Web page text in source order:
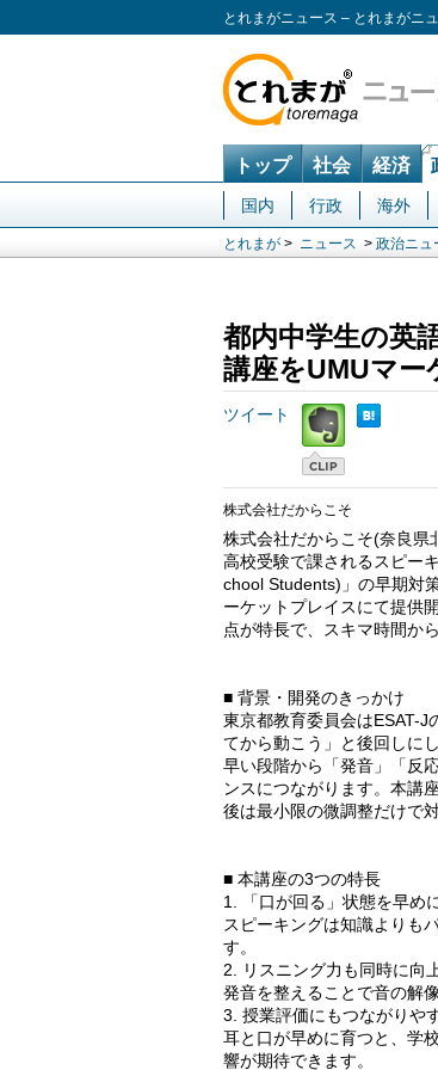
とれまがニュース – とれまがニ
トップ 社会 経済
国内 行政 海外
とれまが > ニュース > 政治ニュ
都内中学生の英
講座をUMUマー
ツイート
株式会社だからこそ
株式会社だからこそ(奈良県
高校受験で課されるスピー
chool Students)」の早期対
ーケットプレイスにて提供
点が特長で、スキマ時間か
■ 背景・開発のきっかけ
東京都教育委員会はESAT-J
てから動こう」と後回しに
早い段階から「発音」「反
ンスにつながります。本講
後は最小限の微調整だけで
■ 本講座の3つの特長
1. 「口が回る」状態を早め
スピーキングは知識よりも
す。
2. リスニング力も同時に向
発音を整えることで音の解
3. 授業評価にもつながりや
耳と口が早めに育つと、学
響が期待できます。